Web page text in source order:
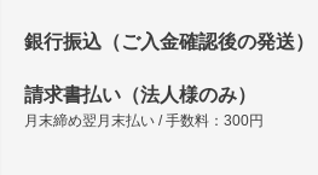
銀行振込（ご入金確認後の発送）
請求書払い（法人様のみ）
月末締め翌月末払い / 手数料：300円